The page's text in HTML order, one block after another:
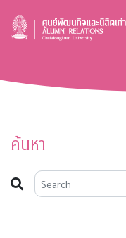
ค้นหา